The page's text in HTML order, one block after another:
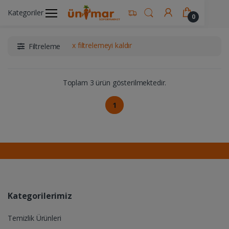
Kategoriler 0
Ünimar Anasayfa İçecekler Kahve Ürünleri
Filtreleme x filtrelemeyi kaldır
Toplam 3 ürün gösterilmektedir.
1
Kategorilerimiz
Temizlik Ürünleri